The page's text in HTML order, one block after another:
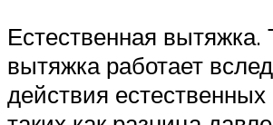
Естественная вытяжка.
вытяжка работает
действия